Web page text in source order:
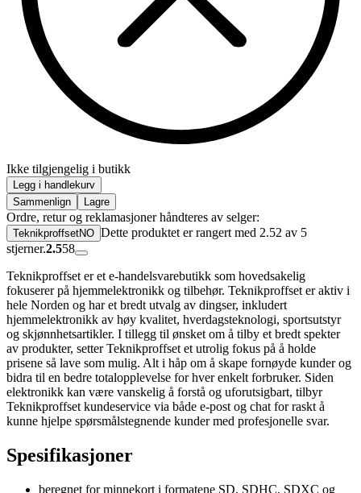
Ikke tilgjengelig i butikk
Legg i handlekurv
Sammenlign
Lagre
Ordre, retur og reklamasjoner håndteres av selger:
TeknikproffsetNO Dette produktet er rangert med 2.52 av 5
stjerner.2.558
Teknikproffset er et e-handelsvarebutikk som hovedsakelig
fokuserer på hjemmelektronikk og tilbehør. Teknikproffset er aktiv i
hele Norden og har et bredt utvalg av dingser, inkludert
hjemmelektronikk av høy kvalitet, hverdagsteknologi, sportsutstyr
og skjønnhetsartikler. I tillegg til ønsket om å tilby et bredt spekter
av produkter, setter Teknikproffset et utrolig fokus på å holde
prisene så lave som mulig. Alt i håp om å skape fornøyde kunder og
bidra til en bedre totalopplevelse for hver enkelt forbruker. Siden
elektronikk kan være vanskelig å forstå og uforutsigbart, tilbyr
Teknikproffset kundeservice via både e-post og chat for raskt å
kunne hjelpe spørsmålstegnende kunder med profesjonelle svar.
Spesifikasjoner
beregnet for minnekort i formatene SD, SDHC, SDXC og